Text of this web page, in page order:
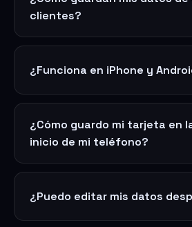
clientes?
¿Funciona en iPhone y
¿Cómo guardo mi tarjeta en
inicio de mi teléfono?
¿Puedo editar mis datos